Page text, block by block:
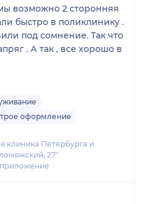
возможно 2 сторонняя
быстро в поликлинику .
под сомнение. Так что
. А так , все хорошо в
оформление
клиника Петербурга и
27"